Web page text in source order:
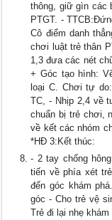
thông, giữ gìn các
PTGT. -
Cô điểm danh
chơi luật trẻ thân
1,3 đưa các nét
+ Góc tạo hình:
loại C. Chơi tự
TC, - Nhịp 2,4 về
chuẩn bị trẻ chơi,
về kết các nhóm
*HĐ 3:Kết thúc:
- 2 tay chống
tiến về phía xét
đến góc khám
góc - Cho trẻ vệ
Trẻ đi lại nhẹ